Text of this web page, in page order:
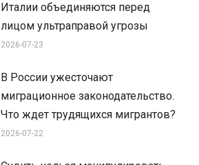
Италии объединяются перед
лицом ультраправой угрозы
2026-07-23
В России ужесточают
миграционное законодательство.
Что ждет трудящихся мигрантов?
2026-07-22